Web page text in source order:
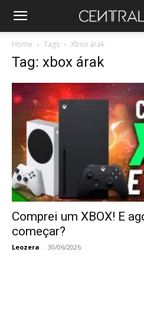
Home Tags Xbox árak
Tag: xbox árak
Comprei um XBOX! E
começar?
Leozera - 30/06/2026